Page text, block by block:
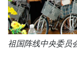
祖国阵线中央委员